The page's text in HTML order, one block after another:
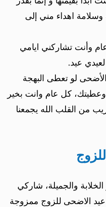
اهداء مني إلى
وأنت تشاركني ايامي
عيد.
الأضحى لو تعطى البهجة
كل عام وانت بخير
من القلب الله يجمعنا
والجميلة، شاركي
عيد الاضحى للزوج ممزوجة